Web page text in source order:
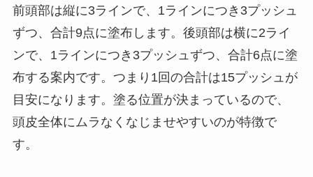
前頭部は縦に3ラインで、1ラインにつき3プッシュ
ずつ、合計9点に塗布します。後頭部は横に2ライ
ンで、1ラインにつき3プッシュずつ、合計6点に塗
布する案内です。つまり1回の合計は15プッシュが
目安になります。塗る位置が決まっているので、
頭皮全体にムラなくなじませやすいのが特徴で
す。